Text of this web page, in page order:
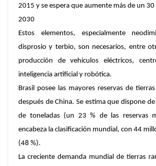
2015 y se espera que aumente más de un
2030
Estos elementos, especialmente
disprosio y terbio, son necesarios, entre
producción de vehículos eléctricos,
inteligencia artificial y robótica.
Brasil posee las mayores reservas de
después de China. Se estima que dispone
de toneladas (un 23 % de las reservas
encabeza la clasificación mundial, con 44
(48 %).
La creciente demanda mundial de tierras